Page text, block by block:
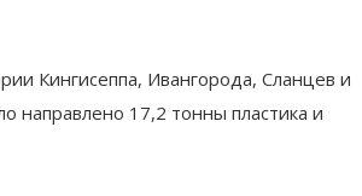
Кингисеппа, Ивангорода, Сланцев и
направлено 17,2 тонны пластика и